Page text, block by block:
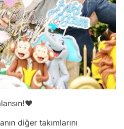
diğer takımlarını